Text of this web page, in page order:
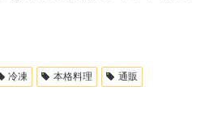
冷凍 本格料理 通販